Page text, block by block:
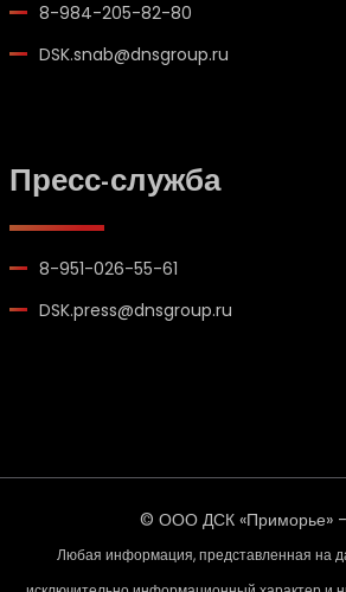
8-984-205-82-80
DSK.snab@dnsgroup.ru
Пресс-служба
8-951-026-55-61
DSK.press@dnsgroup.ru
© ООО ДСК «Приморье» -
Любая информация, представленная на